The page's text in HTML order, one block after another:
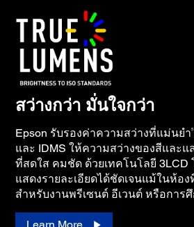
สว่างกว่า มั่นใจกว่า
Epson รับรองค่าความสว่างที่แม่นยำ5
และ IDMS ให้ความสว่างของสีและแ
ที่สดใส คมชัด ด้วยเทคโนโลยี 3LCD
แสดงรายละเอียดได้ชัดเจนแม้ในห้อ
สำหรับงานพรีเซนต์ อีเวนต์ หรือการ